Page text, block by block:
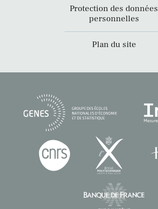
Protection des données
personnelles
Plan du site